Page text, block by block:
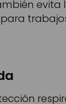
evita